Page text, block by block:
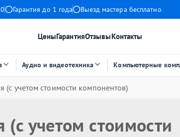
Гарантия до 1 года Выезд мастера бесплатно
ЦеныГарантияОтзывыКонтакты
Аудио и видеотехника Компьютерные
(с учетом стоимости компонентов)
(с учетом стоимости